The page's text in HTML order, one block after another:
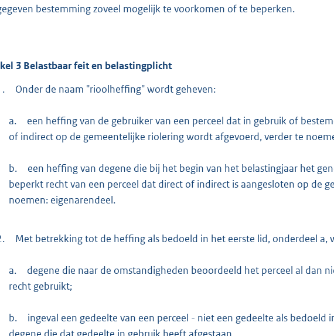
bestemming zoveel mogelijk te voorkomen of te beperken.
3 Belastbaar feit en belastingplicht
Onder de naam "rioolheffing" wordt geheven:
a.
een heffing van de gebruiker van een perceel dat in gebruik of
of indirect op de gemeentelijke riolering wordt afgevoerd, verder te
b.
een heffing van degene die bij het begin van het belastingjaar het
beperkt recht van een perceel dat direct of indirect is aangesloten op de
noemen: eigenarendeel.
Met betrekking tot de heffing als bedoeld in het eerste lid, onderdeel a,
a.
degene die naar de omstandigheden beoordeeld het perceel al dan
recht gebruikt;
b.
ingeval een gedeelte van een perceel - niet een gedeelte als bedoeld